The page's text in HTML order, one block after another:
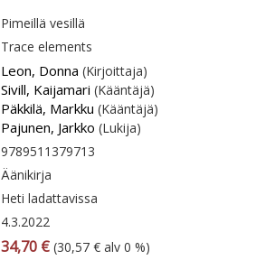
Pimeillä vesillä
Trace elements
Leon, Donna (Kirjoittaja)
Sivill, Kaijamari (Kääntäjä)
Päkkilä, Markku (Kääntäjä)
Pajunen, Jarkko (Lukija)
9789511379713
Äänikirja
Heti ladattavissa
4.3.2022
34,70 € (30,57 € alv 0 %)